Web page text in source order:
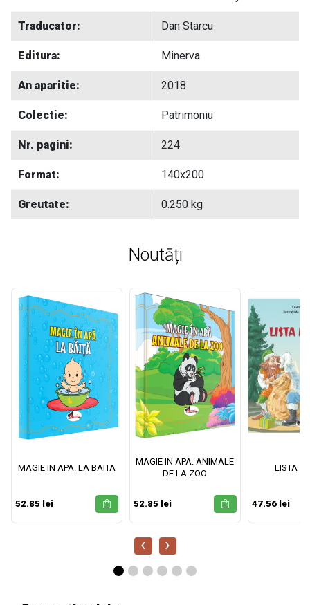
Traducator: Dan Starcu
Editura: Minerva
An aparitie: 2018
Colectie: Patrimoniu
Nr. pagini: 224
Format: 140x200
Greutate: 0.250 kg
Noutāți
MAGIE IN APA. LA BAITA
52.85 lei
MAGIE IN APA. ANIMALE
DE LA ZOO
52.85 lei
LISTA
47.56 lei
‹ ›